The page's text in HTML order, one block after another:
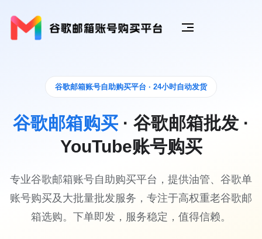
谷歌邮箱账号自助购买平台 · 24小时自动发货
谷歌邮箱购买 · 谷歌邮箱批发 ·
YouTube账号购买
专业谷歌邮箱账号自助购买平台，提供油管、谷歌单
账号购买及大批量批发服务，专注于高权重老谷歌邮
箱选购。下单即发，服务稳定，值得信赖。